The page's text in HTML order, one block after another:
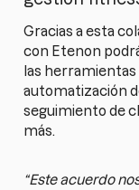
Gracias a esta
con Etenon
las
automatización
seguimiento de
más.
“Este acuerdo